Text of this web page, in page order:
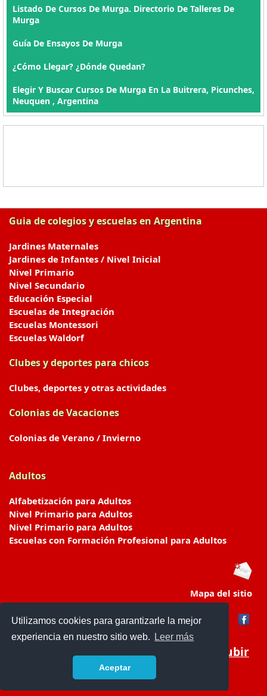
Utilizamos cookies para garantizarle la mejor
experiencia en nuestro sitio web.
Leer más
Aceptar
Listado De Cursos De Murga. Directorio De Talleres De
Murga
Guía De Ensayos De Murga
¿Cómo Llegar? ¿Dónde Quedan?
Elegir Y Buscar Cursos De Murga En La Buitrera, Picunches,
Neuquen , Argentina
Guia de colegios y escuelas en Argentina
Jardines Maternales
Jardines de Infantes / Nivel Inicial
Nivel Primario
Nivel Secundario
Educación Especial
Escuelas de Integración
Escuelas Montessori
Escuelas Waldorf
Clubes y deportes para chicos
Clubes, deportes y otras actividades
Colonias de Vacaciones
Colonias de Verano / Invierno
Adultos
Alfabetización para Adultos
Nivel Primario para Adultos
Nivel Primario para Adultos
Escuelas con Formación Profesional para Adultos
Mapa del sitio
Subir